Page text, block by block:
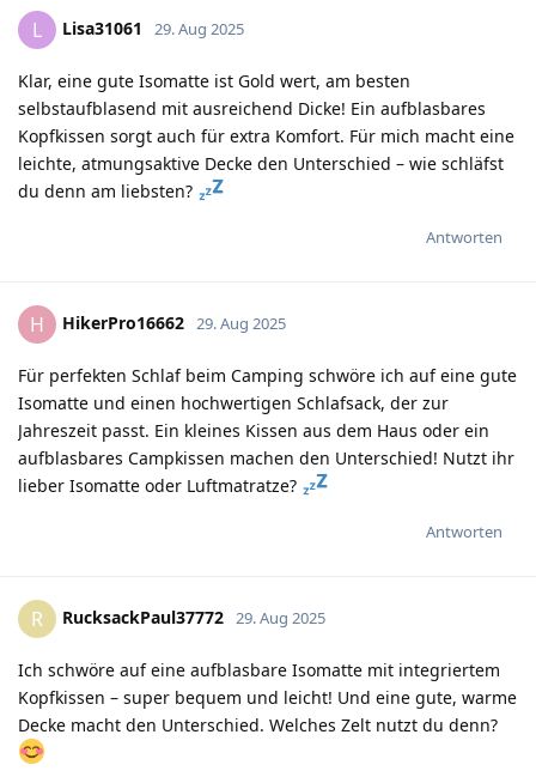
L Lisa31061 29. Aug 2025
Klar, eine gute Isomatte ist Gold wert, am besten
selbstaufblasend mit ausreichend Dicke! Ein aufblasbares
Kopfkissen sorgt auch für extra Komfort. Für mich macht eine
leichte, atmungsaktive Decke den Unterschied – wie schläfst
du denn am liebsten?
Antworten
H HikerPro16662 29. Aug 2025
Für perfekten Schlaf beim Camping schwöre ich auf eine gute
Isomatte und einen hochwertigen Schlafsack, der zur
Jahreszeit passt. Ein kleines Kissen aus dem Haus oder ein
aufblasbares Campkissen machen den Unterschied! Nutzt ihr
lieber Isomatte oder Luftmatratze?
Antworten
R RucksackPaul37772 29. Aug 2025
Ich schwöre auf eine aufblasbare Isomatte mit integriertem
Kopfkissen – super bequem und leicht! Und eine gute, warme
Decke macht den Unterschied. Welches Zelt nutzt du denn?